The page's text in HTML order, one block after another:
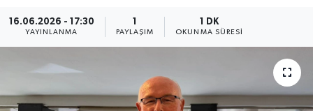
16.06.2026 - 17:30
YAYINLANMA PAYLAŞIM
1 DK
OKUNMA SÜRESI